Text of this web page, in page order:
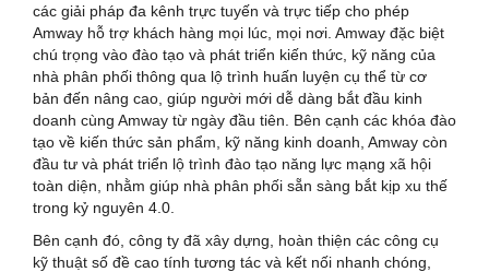
các giải pháp đa kênh trực tuyến và trực tiếp cho phép
Amway hỗ trợ khách hàng mọi lúc, mọi nơi. Amway đặc biệt
chú trọng vào đào tạo và phát triển kiến thức, kỹ năng của
nhà phân phối thông qua lộ trình huấn luyện cụ thể từ cơ
bản đến nâng cao, giúp người mới dễ dàng bắt đầu kinh
doanh cùng Amway từ ngày đầu tiên. Bên cạnh các khóa đào
tạo về kiến thức sản phẩm, kỹ năng kinh doanh, Amway còn
đầu tư và phát triển lộ trình đào tạo năng lực mạng xã hội
toàn diện, nhằm giúp nhà phân phối sẵn sàng bắt kịp xu thế
trong kỷ nguyên 4.0.
Bên cạnh đó, công ty đã xây dựng, hoàn thiện các công cụ
kỹ thuật số đề cao tính tương tác và kết nối nhanh chóng,